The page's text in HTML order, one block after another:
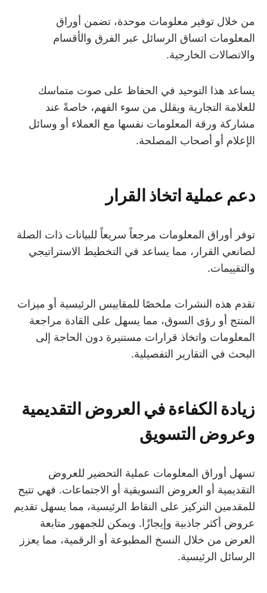
من خلال توفير معلومات موحدة، تضمن أوراق
المعلومات اتساق الرسائل عبر الفرق والأقسام
والاتصالات الخارجية.
يساعد هذا التوحيد في الحفاظ على صوت متماسك
للعلامة التجارية ويقلل من سوء الفهم، خاصةً عند
مشاركة ورقة المعلومات نفسها مع العملاء أو وسائل
الإعلام أو أصحاب المصلحة.
دعم عملية اتخاذ القرار
توفر أوراق المعلومات مرجعاً سريعاً للبيانات ذات الصلة
لصانعي القرار، مما يساعد في التخطيط الاستراتيجي
والتقييمات.
تقدم هذه النشرات ملخصًا للمقاييس الرئيسية أو ميزات
المنتج أو رؤى السوق، مما يسهل على القادة مراجعة
المعلومات واتخاذ قرارات مستنيرة دون الحاجة إلى
البحث في التقارير التفصيلية.
زيادة الكفاءة في العروض التقديمية
وعروض التسويق
تسهل أوراق المعلومات عملية التحضير للعروض
التقديمية أو العروض التسويقية أو الاجتماعات. فهي تتيح
للمقدمين التركيز على النقاط الرئيسية، مما يسهل تقديم
عروض أكثر جاذبية وإيجازًا. ويمكن للجمهور متابعة
العرض من خلال النسخ المطبوعة أو الرقمية، مما يعزز
الرسائل الرئيسية.